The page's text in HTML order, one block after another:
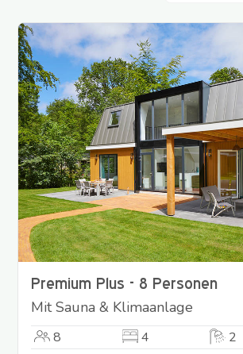
Premium Plus - 8 Personen
Mit Sauna & Klimaanlage
8 4 2